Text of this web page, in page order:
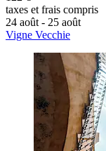
taxes et frais compris
24 août - 25 août
Vigne Vecchie